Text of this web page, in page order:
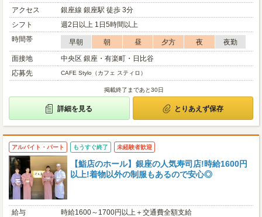
アクセス
銀座線 銀座駅 徒歩 3分
シフト
週2日以上 1日5時間以上
時間帯
早朝 朝 昼 夕方 夜
夜勤
面接地
中央区 銀座・有楽町・日比谷
応募先
CAFE Stylo（カフェ スティロ）
掲載終了まであと30日
詳細を見る とりあえず保存
アルバイト・パート もうすぐ終了 未経験者歓迎
【鮨店のホール】銀座の人気寿司店!時給1600円
以上!着物以外の制服もあるので安心◎
給与
時給1600～1700円以上＋交通費全額支給